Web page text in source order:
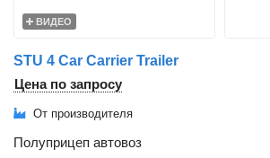
ВИДЕО
STU 4 Car Carrier Trailer
Цена по запросу
От производителя
Полуприцеп автовоз